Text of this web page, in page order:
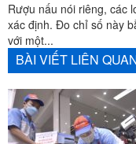
Rượu nấu nói riêng, các
xác định. Đo chỉ số này
với một...
BÀI VIẾT LIÊN